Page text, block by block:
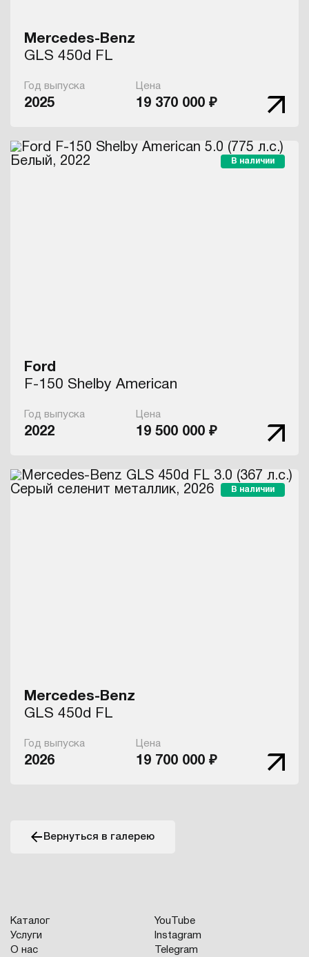
Mercedes-Benz
GLS 450d FL
Год выпуска
2025
Цена
19 370 000 ₽
В наличии
Ford
F-150 Shelby American
Год выпуска
2022
Цена
19 500 000 ₽
В наличии
Mercedes-Benz
GLS 450d FL
Год выпуска
2026
Цена
19 700 000 ₽
Вернуться в галерею
Каталог
Услуги
О нас
YouTube
Instagram
Telegram